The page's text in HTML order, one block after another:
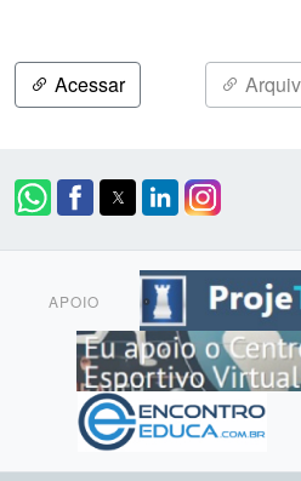
Acessar
APOIO